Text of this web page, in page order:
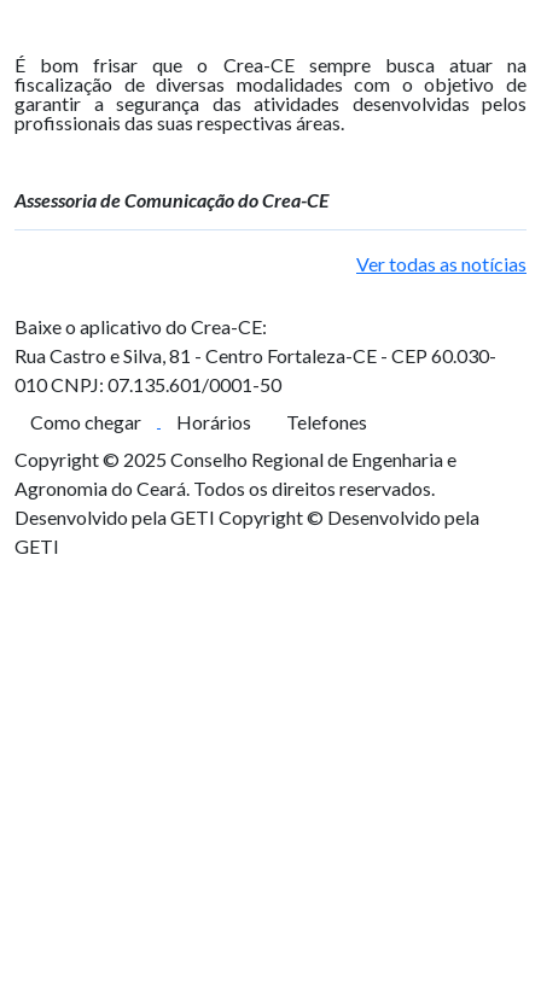
É bom frisar que o Crea-CE sempre busca atuar na
fiscalização de diversas modalidades com o objetivo de
garantir a segurança das atividades desenvolvidas pelos
profissionais das suas respectivas áreas.
Assessoria de Comunicação do Crea-CE
Ver todas as notícias
Baixe o aplicativo do Crea-CE:
Rua Castro e Silva, 81 - Centro Fortaleza-CE - CEP 60.030-
010CNPJ: 07.135.601/0001-50
Como chegar
Horários
Telefones
Copyright © 2025 Conselho Regional de Engenharia e
Agronomia do Ceará. Todos os direitos reservados.
Desenvolvido pela GETI Copyright © Desenvolvido pela
GETI